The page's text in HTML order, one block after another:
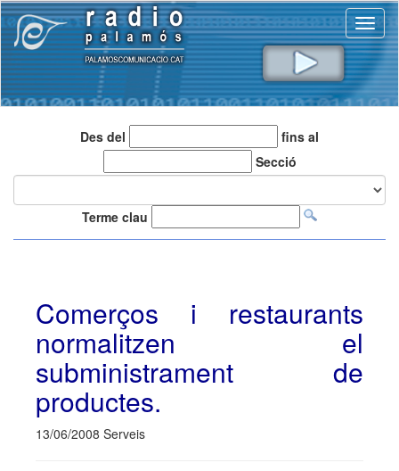
Des del
fins al
Secció
Terme clau
Comerços i restaurants
normalitzen el
subministrament de
productes.
13/06/2008 Serveis